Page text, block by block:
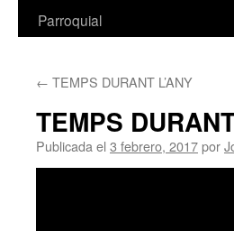
Parroquial
← TEMPS DURANT L’ANY
TEMPS
Publicada el 3 febrero, 2017por